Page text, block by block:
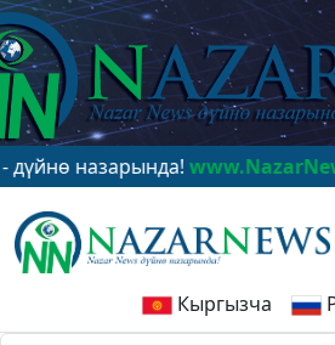
назарында!www.NazarNews.kg
Кыргызча